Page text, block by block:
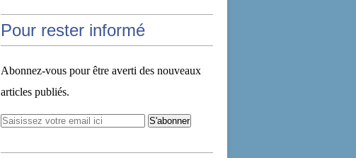
Pour rester informé
Abonnez-vous pour être averti des nouveaux
articles publiés.